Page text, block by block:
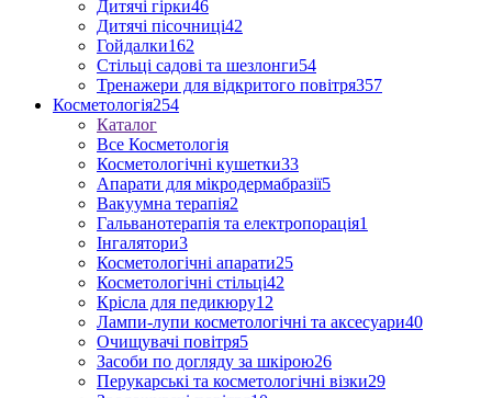
Дитячі гірки46
Дитячі пісочниці42
Гойдалки162
Стільці садові та шезлонги54
Тренажери для відкритого повітря357
Косметологія254
Каталог
Все Косметологія
Косметологічні кушетки33
Апарати для мікродермабразії5
Вакуумна терапія2
Гальванотерапія та електропорація1
Інгалятори3
Косметологічні апарати25
Косметологічні стільці42
Крісла для педикюру12
Лампи-лупи косметологічні та аксесуари40
Очищувачі повітря5
Засоби по догляду за шкірою26
Перукарські та косметологічні візки29